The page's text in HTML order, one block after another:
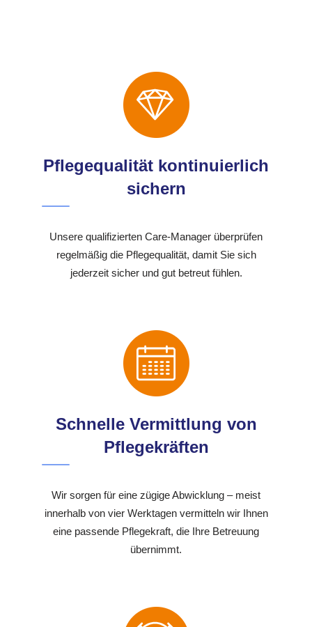
Pflegequalität kontinuierlich
sichern
Unsere qualifizierten Care-Manager überprüfen
regelmäßig die Pflegequalität, damit Sie sich
jederzeit sicher und gut betreut fühlen.
Schnelle Vermittlung von
Pflegekräften
Wir sorgen für eine zügige Abwicklung – meist
innerhalb von vier Werktagen vermitteln wir Ihnen
eine passende Pflegekraft, die Ihre Betreuung
übernimmt.